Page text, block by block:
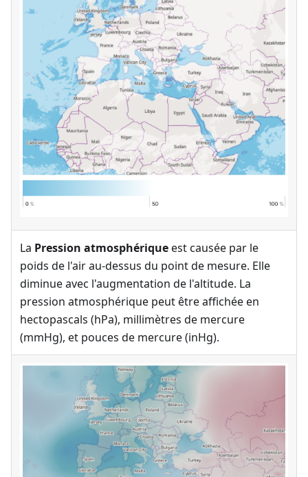
La Pression atmosphériqueest causée par le
poids de l'air au-dessus du point de mesure. Elle
diminue avec l'augmentation de l'altitude. La
pression atmosphérique peut être affichée en
hectopascals (hPa), millimètres de mercure
(mmHg), et pouces de mercure (inHg).